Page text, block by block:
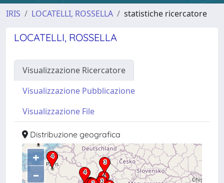
IRIS LOCATELLI, ROSSELLA statistiche ricercatore
LOCATELLI, ROSSELLA
Visualizzazione Ricercatore
Visualizzazione Pubblicazione
Visualizzazione File
Distribuzione geografica
+
–